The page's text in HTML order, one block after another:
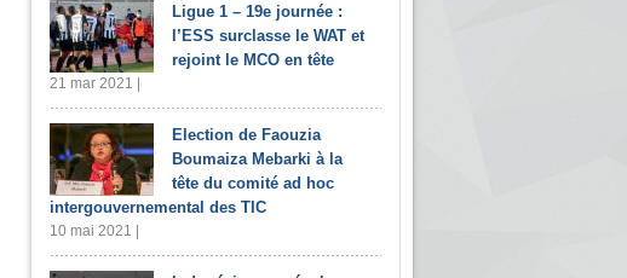
Ligue 1 – 19e journée :
l’ESS surclasse le WAT et
rejoint le MCO en tête
21 mar 2021 |
Election de Faouzia
Boumaiza Mebarki à la
tête du comité ad hoc
intergouvernemental des TIC
10 mai 2021 |